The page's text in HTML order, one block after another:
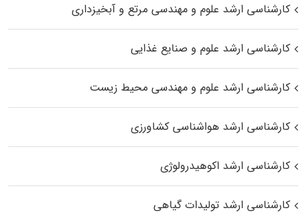
کارشناسی ارشد علوم و مهندسی مرتع و آبخیزداری
کارشناسی ارشد علوم و صنایع غذایی
کارشناسی ارشد علوم و مهندسی محیط زیست
کارشناسی ارشد هواشناسی کشاورزی
کارشناسی ارشد اکوهیدرولوژی
کارشناسی ارشد تولیدات گیاهی